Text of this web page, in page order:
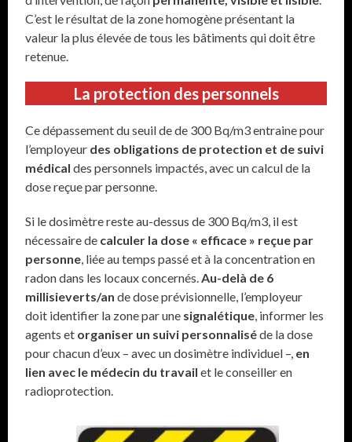
C’est le résultat de la zone homogène présentant la
valeur la plus élevée de tous les bâtiments qui doit être
retenue.
La protection des personnels
Ce dépassement du seuil de de 300 Bq/m3 entraine pour
l’employeur des obligations de protection et de suivi
médical des personnels impactés, avec un calcul de la
dose reçue par personne.
Si le dosimètre reste au-dessus de 300 Bq/m3, il est
nécessaire de calculer la dose « efficace » reçue par
personne , liée au temps passé et à la concentration en
radon dans les locaux concernés. Au-delà de 6
millisieverts/an de dose prévisionnelle, l’employeur
doit identifier la zone par une signalétique , informer les
agents et organiser un suivi personnaliséde la dose
pour chacun d’eux – avec un dosimètre individuel –, en
lien avec le médecin du travailet le conseiller en
radioprotection.